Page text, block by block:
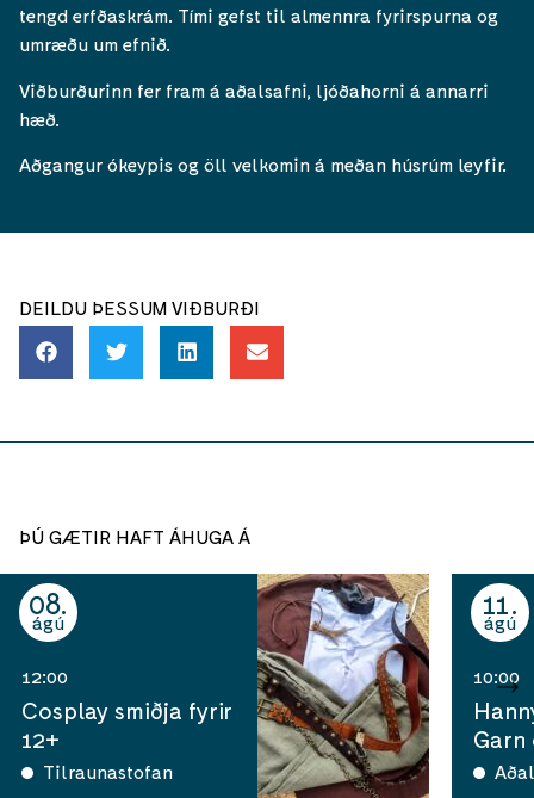
tengd erfðaskrám. Tími gefst til almennra fyrirspurna og
umræðu um efnið.
Viðburðurinn fer fram á aðalsafni, ljóðahorni á annarri
hæð.
Aðgangur ókeypis og öll velkomin á meðan húsrúm leyfir.
DEILDU ÞESSUM VIÐBURÐI
ÞÚ GÆTIR HAFT ÁHUGA Á
08
ágú
12:00
Cosplay smiðja fyrir
12+
Tilraunastofan
11
ágú
10:00
Garn